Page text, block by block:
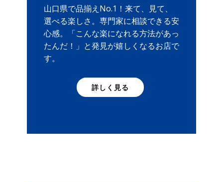
山口県で品揃えNo.1！来て、見て、
選べる楽しさ。専門家に相談できる安
心感。「こんな楽になれる方法があっ
たんだ！」と発見が嬉しくなるお店で
す。
詳しく見る